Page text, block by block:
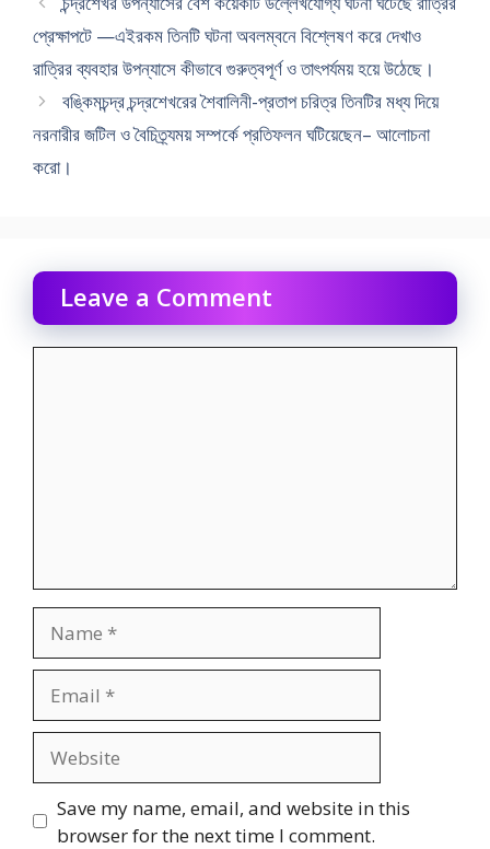
প্রেক্ষাপটে —এইরকম তিনটি ঘটনা অবলম্বনে বিশ্লেষণ করে দেখাও
রাত্রির ব্যবহার উপন্যাসে কীভাবে গুরুত্বপূর্ণ ও তাৎপর্যময় হয়ে উঠেছে।
বঙ্কিমচন্দ্র চন্দ্রশেখরের শৈবালিনী-প্রতাপ চরিত্র তিনটির মধ্য দিয়ে
নরনারীর জটিল ও বৈচিত্র্যময় সম্পর্কে প্রতিফলন ঘটিয়েছেন– আলোচনা
করো।
Leave a Comment
Save my name, email, and website in this
browser for the next time I comment.